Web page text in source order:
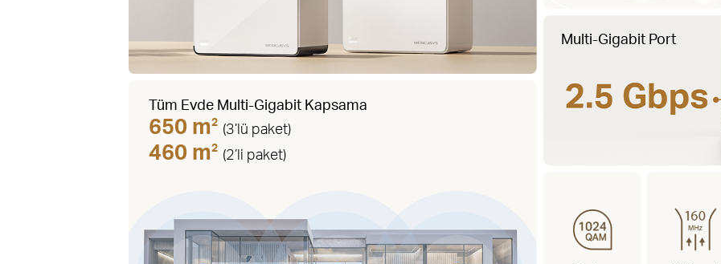
Tüm Evde Multi-Gigabit Kapsama
650 m2 (3’lü paket)
460 m2 (2’li paket)
Multi-Gigabit Port